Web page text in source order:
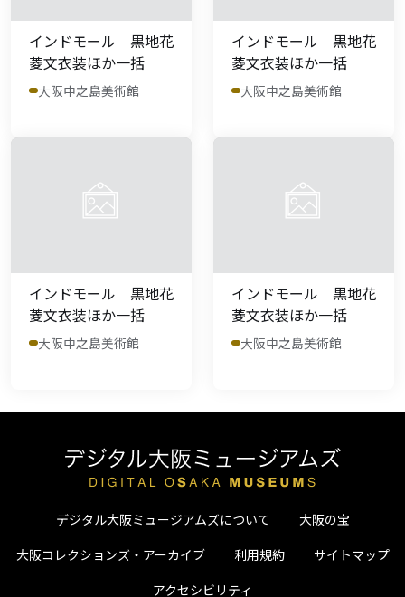
インドモール 黒地花
菱文衣装ほか一括
大阪中之島美術館
インドモール 黒地花
菱文衣装ほか一括
大阪中之島美術館
インドモール 黒地花
菱文衣装ほか一括
大阪中之島美術館
インドモール 黒地花
菱文衣装ほか一括
大阪中之島美術館
デジタル大阪ミュージアムズについて
大阪の宝
大阪コレクションズ・アーカイブ
利用規約
サイトマップ
アクセシビリティ